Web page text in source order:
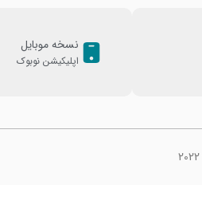
نسخه موبایل
اپلیکیشن نوبوک